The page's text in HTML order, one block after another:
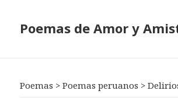
Poemas de Amor y
Poemas >Poemas peruanos >